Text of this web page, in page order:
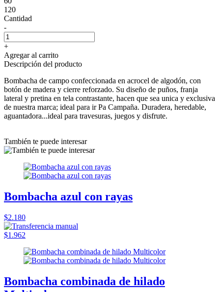
120
Cantidad
-
+
Agregar al carrito
Descripción del producto
Bombacha de campo confeccionada en acrocel de algodón, con
botón de madera y cierre reforzado. Su diseño de puños, franja
lateral y pretina en tela contrastante, hacen que sea unica y exclusiva
de nuestra marca; ideal para ir Pa Campaña. Duradera, heredable,
aguantadora...ideal para travesuras, juegos y disfrute.
También te puede interesar
Bombacha azul con rayas
$2.180
$1.962
Bombacha combinada de hilado